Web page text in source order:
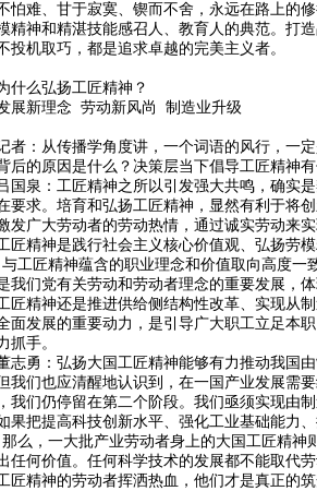
怕难、甘于寂寞、锲而不舍，永远在路上的
精神和精湛技能感召人、教育人的典范。打
投机取巧，都是追求卓越的完美主义者。
什么弘扬工匠精神？
展新理念 劳动新风尚 制造业升级
者：从传播学角度讲，一个词语的风行，一
后的原因是什么？决策层当下倡导工匠精神
国泉：工匠精神之所以引发强大共鸣，确实
要求。培育和弘扬工匠精神，显然有利于将
发广大劳动者的劳动热情，通过诚实劳动来
匠精神是践行社会主义核心价值观、弘扬劳
与工匠精神蕴含的职业理念和价值取向高度
我们党有关劳动和劳动者理念的重要发展，
匠精神还是推进供给侧结构性改革、实现从
面发展的重要动力，是引导广大职工立足本
抓手。
志勇：弘扬大国工匠精神能够有力推动我国
我们也应清醒地认识到，在一国产业发展需
我们仍停留在第二个阶段。我们亟须实现由
果把提高科技创新水平、强化工业基础能力
那么，一大批产业劳动者身上的大国工匠精
任何价值。任何科学技术的发展都不能取代
匠精神的劳动者挥洒热血，他们才是真正的